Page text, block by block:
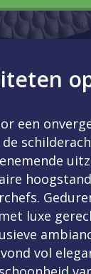
een
luxe
vol